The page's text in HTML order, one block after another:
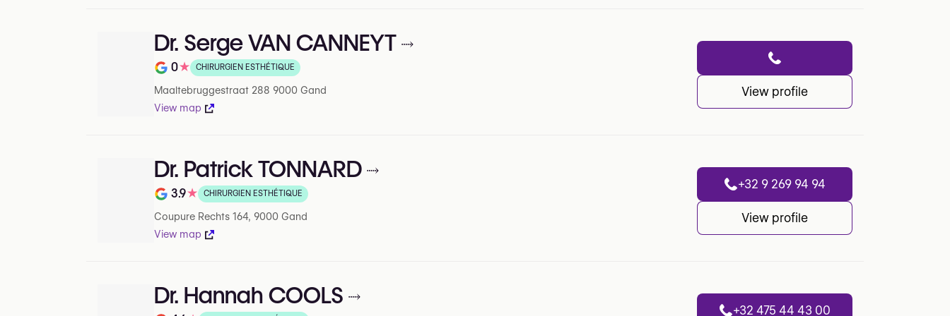
Dr. Serge VAN CANNEYT
Note de 0 sur 5 sur Google
0★ CHIRURGIEN ESTHÉTIQUE
Maaltebruggestraat 288 9000 Gand
View map
View profile
Dr. Patrick TONNARD
Note de 3.9 sur 5 sur Google
3.9★ CHIRURGIEN ESTHÉTIQUE
Coupure Rechts 164, 9000 Gand
View map
+32 9 269 94 94
View profile
Dr. Hannah COOLS
+32 475 44 43 00